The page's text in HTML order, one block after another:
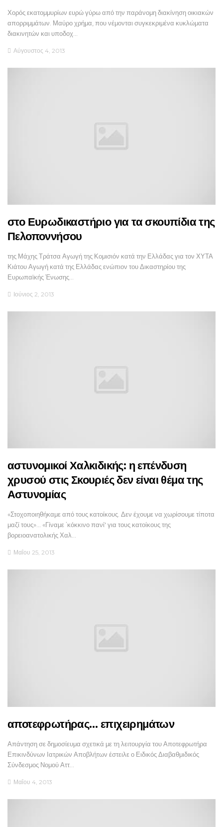
Χορός εκατομμυρίων ευρώ γύρω από την παράνομη διακίνηση οικιακών
απορριμμάτων. Μαύρο χρήμα, που νέμονται συγκεκριμένα κυκλώματα
διακινητών και υποδοχ…
Αύγουστος 4, 2013
στο Ευρωδικαστήριο για τα σκουπίδια της
Πελοποννήσου
της Μάχης Τράτσα Αγωγή της Κομισιόν κατά την Ελλάδας για τον ΧΥΤΑ
Κιάτου Αγωγή κατά της Ελλάδας ενώπιον του Δικαστηρίου της
Ευρωπαϊκής Ένωσης…
Ιούνιος 2, 2013
αστυνομικοί Χαλκιδικής: η επένδυση
χρυσού στις Σκουριές δεν είναι θέμα της
Αστυνομίας
«Στοχοποιηθήκαμε από τους κατοίκους. Δεν έχουμε να χωρίσουμε τίποτα
μαζί τους»... «Γίναμε ʽκόκκινο πανί' για τους κατοίκους της
βορειοανατολικής Χαλ…
Μαΐου 25, 2013
αποτεφρωτήρας… επιχειρημάτων
Απάντηση σε δημοσίευμα σχετικά με τη λειτουργία του Αποτεφρωτήρα
Επικινδύνων Ιατρικών Αποβλήτων έστειλε ο Ειδικός Διαβαθμιδικός
Σύνδεσμος Νομού Αττ…
Μαΐου 4, 2013